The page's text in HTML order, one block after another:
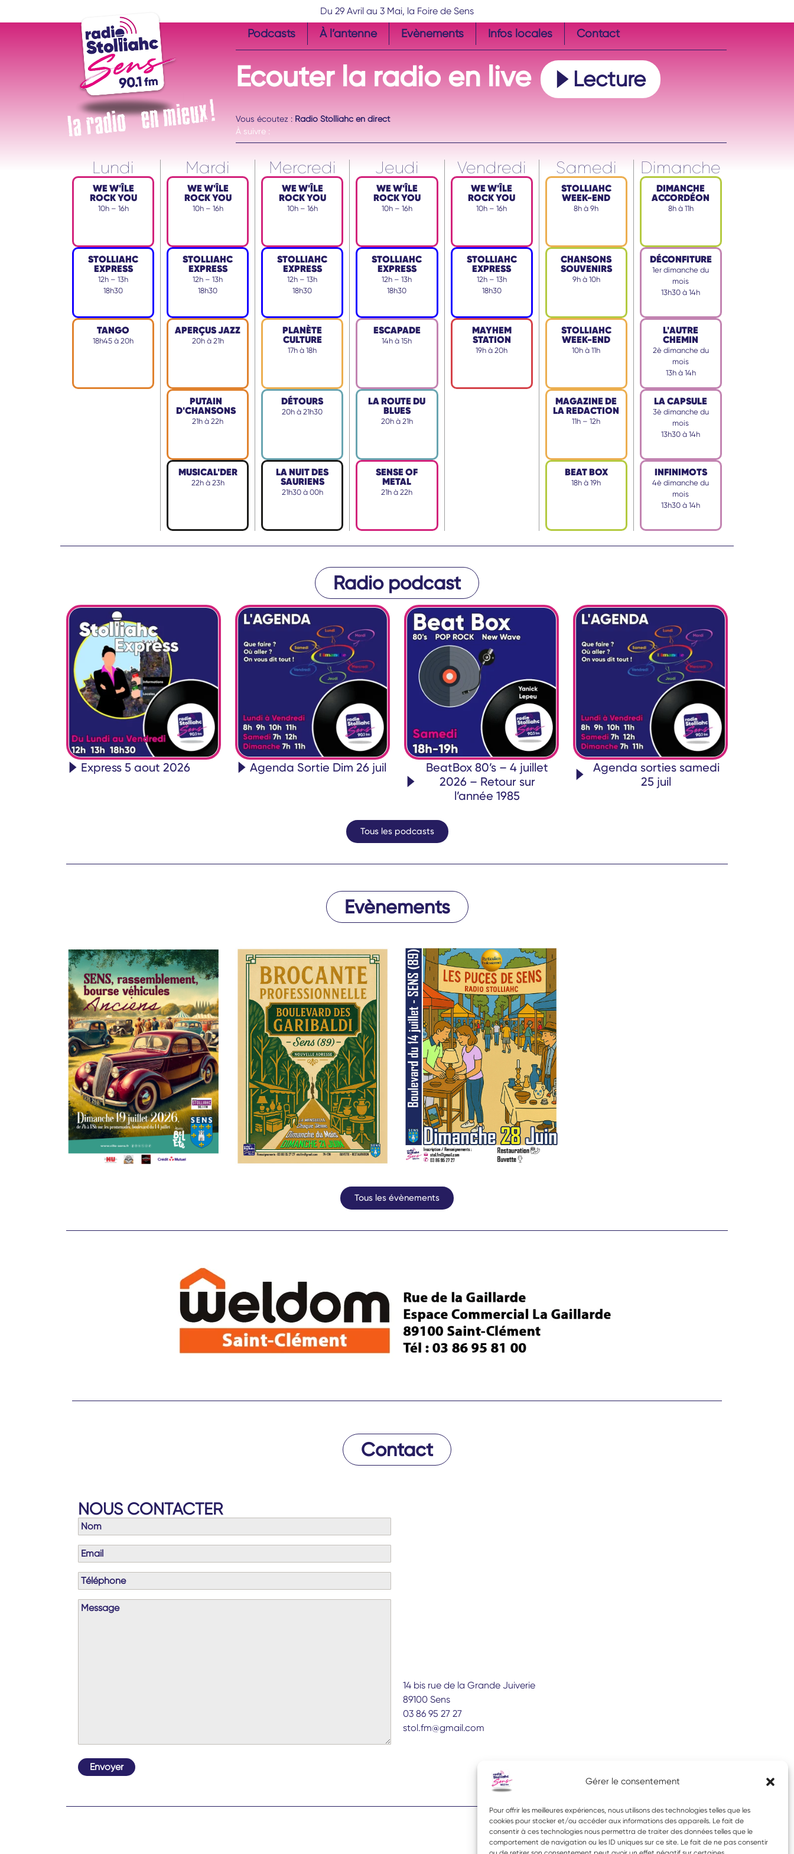
Gérer le consentement
Pour offrir les meilleures expériences, nous utilisons des technologies telles que les
cookies pour stocker et/ou accéder aux informations des appareils. Le fait de
consentir à ces technologies nous permettra de traiter des données telles que le
comportement de navigation ou les ID uniques sur ce site. Le fait de ne pas consentir
Du 29 Avril au 3 Mai, la Foire de Sens
Podcasts À l’antenne Evènements Infos locales Contact
Ecouterla radioen live Lecture
Vous écoutez : Radio Stolliahc en direct
À suivre :
Lundi
WE W'ÎLE
ROCK YOU
10h – 16h
STOLLIAHC
EXPRESS
12h – 13h
18h30
TANGO
18h45 à 20h
Mardi
WE W'ÎLE
ROCK YOU
10h – 16h
STOLLIAHC
EXPRESS
12h – 13h
18h30
APERÇUS JAZZ
20h à 21h
PUTAIN
D'CHANSONS
21h à 22h
MUSICAL'DER
22h à 23h
Mercredi
WE W'ÎLE
ROCK YOU
10h – 16h
STOLLIAHC
EXPRESS
12h – 13h
18h30
PLANÈTE
CULTURE
17h à 18h
DÉTOURS
20h à 21h30
LA NUIT DES
SAURIENS
21h30 à 00h
Jeudi
WE W'ÎLE
ROCK YOU
10h – 16h
STOLLIAHC
EXPRESS
12h – 13h
18h30
ESCAPADE
14h à 15h
LA ROUTE DU
BLUES
20h à 21h
SENSE OF
METAL
21h à 22h
Vendredi
WE W'ÎLE
ROCK YOU
10h – 16h
STOLLIAHC
EXPRESS
12h – 13h
18h30
MAYHEM
STATION
19h à 20h
Samedi
STOLLIAHC
WEEK-END
8h à 9h
CHANSONS
SOUVENIRS
9h à 10h
STOLLIAHC
WEEK-END
10h à 11h
MAGAZINE DE
LA REDACTION
11h – 12h
BEAT BOX
18h à 19h
Dimanche
DIMANCHE
ACCORDÉON
8h à 11h
DÉCONFITURE
1er dimanche du
mois
13h30 à 14h
L'AUTRE
CHEMIN
2è dimanche du
mois
13h à 14h
LA CAPSULE
3è dimanche du
mois
13h30 à 14h
INFINIMOTS
4è dimanche du
mois
13h30 à 14h
Radio podcast
Express 5 aout 2026 Agenda Sortie Dim 26 juil
BeatBox 80’s – 4 juillet
2026 – Retour sur
l’année 1985
Agenda sorties samedi
25 juil
Tous les podcasts
Evènements
Tous les évènements
Contact
NOUS CONTACTER
14 bis rue de la Grande Juiverie
89100 Sens
03 86 95 27 27
stol.fm@gmail.com